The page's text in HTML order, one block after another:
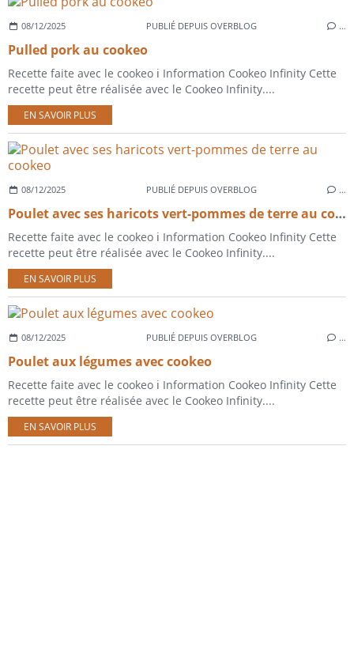
08/12/2025 PUBLIÉ DEPUIS OVERBLOG …
Pulled pork au cookeo
Recette faite avec le cookeo ℹ️ Information Cookeo Infinity Cette
recette peut être réalisée avec le Cookeo Infinity....
EN SAVOIR PLUS
08/12/2025 PUBLIÉ DEPUIS OVERBLOG …
Poulet avec ses haricots vert-pommes de terre au cookeo
Recette faite avec le cookeo ℹ️ Information Cookeo Infinity Cette
recette peut être réalisée avec le Cookeo Infinity....
EN SAVOIR PLUS
08/12/2025 PUBLIÉ DEPUIS OVERBLOG …
Poulet aux légumes avec cookeo
Recette faite avec le cookeo ℹ️ Information Cookeo Infinity Cette
recette peut être réalisée avec le Cookeo Infinity....
EN SAVOIR PLUS